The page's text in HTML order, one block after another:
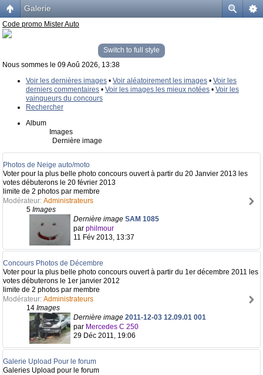
Galerie
Code promo Mister Auto
Switch to full style
Nous sommes le 09 Aoû 2026, 13:38
Voir les dernières images • Voir aléatoirement les images • Voir les
derniers commentaires • Voir les images les mieux notées • Voir les
vainqueurs du concours
Rechercher
Album
Images
Dernière image
Photos de Neige auto/moto
Voter pour la plus belle photo concours ouvert à partir du 20 Janvier 2013 les
votes débuterons le 20 février 2013
limite de 2 photos par membre
Modérateur: Administrateurs
5 Images
Dernière image SAM 1085
par philmour
11 Fév 2013, 13:37
Concours Photos de Décembre
Voter pour la plus belle photo concours ouvert à partir du 1er décembre 2011 les
votes débuterons le 1er janvier 2012
limite de 2 photos par membre
Modérateur: Administrateurs
14 Images
Dernière image 2011-12-03 12.09.01 001
par Mercedes C 250
29 Déc 2011, 19:06
Galerie Upload Pour le forum
Galeries Upload pour le forum